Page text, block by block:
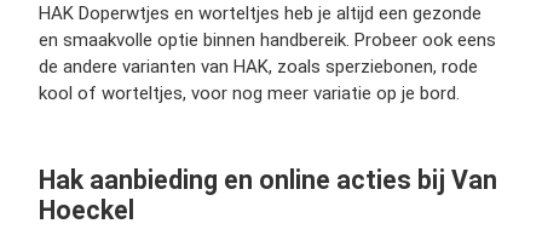
HAK Doperwtjes en worteltjes heb je altijd een gezonde
en smaakvolle optie binnen handbereik. Probeer ook eens
de andere varianten van HAK, zoals sperziebonen, rode
kool of worteltjes, voor nog meer variatie op je bord.
Hak aanbieding en online acties bij Van
Hoeckel